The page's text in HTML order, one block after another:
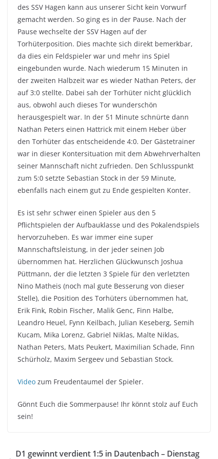
des SSV Hagen kann aus unserer Sicht kein Vorwurf
gemacht werden. So ging es in der Pause. Nach der
Pause wechselte der SSV Hagen auf der
Torhüterposition. Dies machte sich direkt bemerkbar,
da dies ein Feldspieler war und mehr ins Spiel
eingebunden wurde. Nach wiederum 15 Minuten in
der zweiten Halbzeit war es wieder Nathan Peters, der
auf 3:0 stellte. Dabei sah der Torhüter nicht glücklich
aus, obwohl auch dieses Tor wunderschön
herausgespielt war. In der 51 Minute schnürte dann
Nathan Peters einen Hattrick mit einem Heber über
den Torhüter das entscheidende 4:0. Der Gästetrainer
war in dieser Kontersituation mit dem Abwehrverhalten
seiner Mannschaft nicht zufrieden. Den Schlusspunkt
zum 5:0 setzte Sebastian Stock in der 59 Minute,
ebenfalls nach einem gut zu Ende gespielten Konter.
Es ist sehr schwer einen Spieler aus den 5
Pflichtspielen der Aufbauklasse und des Pokalendspiels
hervorzuheben. Es war immer eine super
Mannschaftsleistung, in der jeder seinen Job
übernommen hat. Herzlichen Glückwunsch Joshua
Püttmann, der die letzten 3 Spiele für den verletzten
Nino Matheis (noch mal gute Besserung von dieser
Stelle), die Position des Torhüters übernommen hat,
Erik Fink, Robin Fischer, Malik Genc, Finn Halbe,
Leandro Heuel, Fynn Keilbach, Julian Keseberg, Semih
Kucam, Mika Lorenz, Gabriel Niklas, Malte Niklas,
Nathan Peters, Mats Peukert, Maximilian Schade, Finn
Schürholz, Maxim Sergeev und Sebastian Stock.
Video zum Freudentaumel der Spieler.
Gönnt Euch die Sommerpause! Ihr könnt stolz auf Euch
sein!
D1 gewinnt verdient 1:5 in Dautenbach – Dienstag